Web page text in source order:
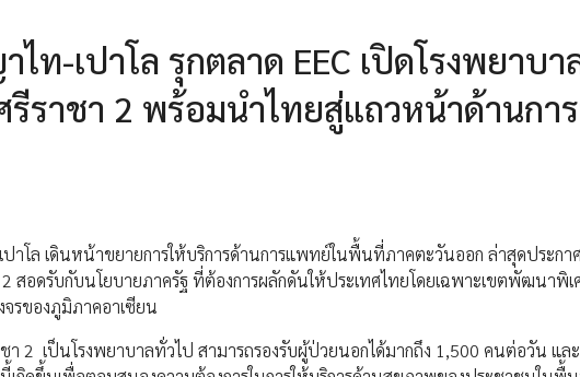
ไท-เปาโล รุกตลาด EEC เปิดโรงพยาบา
ราชา 2 พร้อมนำไทยสู่แถวหน้าด้านการ
าโล เดินหน้าขยายการให้บริการด้านการแพทย์ในพื้นที่ภาคตะวันออก ล่าสุดประกาศ
สอดรับกับนโยบายภาครัฐ ที่ต้องการผลักดันให้ประเทศไทยโดยเฉพาะเขตพัฒนาพิเ
รของภูมิภาคอาเซียน
า 2 เป็นโรงพยาบาลทั่วไป สามารถรองรับผู้ป่วยนอกได้มากถึง 1,500 คนต่อวัน แ